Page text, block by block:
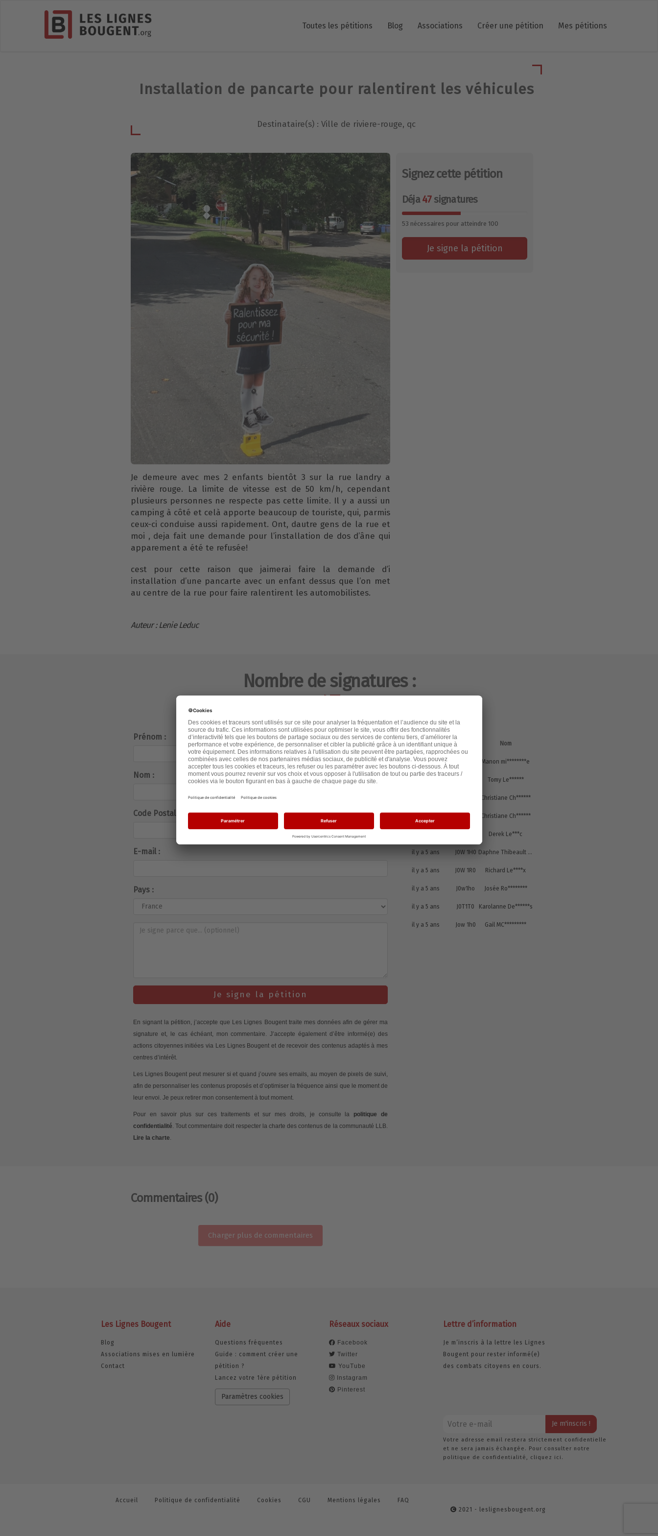
Toutes les pétitions Blog Associations Créer une pétition Mes pétitions
Installation de pancarte pour ralentirent les véhicules
Destinataire(s) : Ville de riviere-rouge, qc
Je demeure avec mes 2 enfants bientôt 3 sur la rue landry a
rivière rouge. La limite de vitesse est de 50 km/h, cependant
plusieurs personnes ne respecte pas cette limite. Il y a aussi un
camping à côté et celà apporte beaucoup de touriste, qui, parmis
ceux-ci conduise aussi rapidement. Ont, dautre gens de la rue et
moi , deja fait une demande pour l’installation de dos d’âne qui
apparement a été te refusée!
cest pour cette raison que jaimerai faire la demande d’i
installation d’une pancarte avec un enfant dessus que l’on met
au centre de la rue pour faire ralentirent les automobilistes.
Auteur : Lenie Leduc
Signez cette pétition
Déja47signatures
53 nécessaires pour atteindre 100
Je signe la pétition
Nombre de signatures :
47
Prénom :
Nom :
Code Postal :
E-mail :
Pays :
Je signe la pétition
En signant la pétition, j’accepte que Les Lignes Bougent traite mes données afin de gérer ma
signature et, le cas échéant, mon commentaire. J’accepte également d’être informé(e) des
actions citoyennes initiées via Les Lignes Bougent et de recevoir des contenus adaptés à mes
centres d’intérêt.
Les Lignes Bougent peut mesurer si et quand j’ouvre ses emails, au moyen de pixels de suivi,
afin de personnaliser les contenus proposés et d’optimiser la fréquence ainsi que le moment de
leur envoi. Je peux retirer mon consentement à tout moment.
Pour en savoir plus sur ces traitements et sur mes droits, je consulte la politique de
confidentialité. Tout commentaire doit respecter la charte des contenus de la communauté LLB.
Lire la charte.
Heure Nom
il y a 5 ans Manon mi********e
Tomy Le******
Christiane Ch******
J0T 1T0 Christiane Ch******
Derek Le***c
il y a 5 ans J0W 1H0 Daphne Thibeault Th******t
il y a 5 ans J0W 1R0 Richard Le****x
il y a 5 ans J0w1ho Josée Ro********
il y a 5 ans J0T1T0 Karolanne De******s
il y a 5 ans Jow 1h0 Gail MC*********
Commentaires (0)
Charger plus de commentaires
Les Lignes Bougent
Blog
Associations mises en lumière
Contact
Aide
Questions fréquentes
Guide : comment créer une
pétition ?
Lancez votre 1ère pétition
Paramètres cookies
Réseaux sociaux
Facebook
Twitter
YouTube
Instagram
Pinterest
Lettre d’information
Je m’inscris à la lettre les Lignes
Bougent pour rester informé(e)
des combats citoyens en cours.
Votre adresse email restera strictement confidentielle
et ne sera jamais échangée. Pour consulter notre
politique de confidentialité, cliquez ici.
Accueil Politique de confidentialité Cookies CGU Mentions légales
FAQ
2021 - leslignesbougent.org